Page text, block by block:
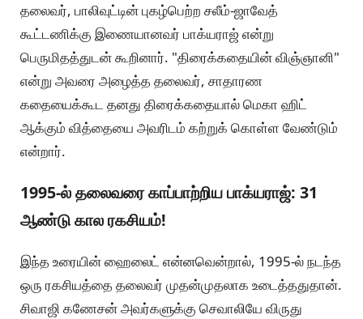
தலைவர், பாலிவுட்டின் புகழ்பெற்ற சலீம்-ஜாவேத்
கூட்டணிக்கு இணையானவர் பாக்யராஜ் என்று
பெருமிதத்துடன் கூறினார். "திரைக்கதையின் விஞ்ஞானி"
என்று அவரை அழைத்த தலைவர், சாதாரண
கதையைக்கூட தனது திரைக்கதையால் மெகா ஹிட்
ஆக்கும் வித்தையை அவரிடம் கற்றுக் கொள்ள வேண்டும்
என்றார்.
1995-ல் தலைவரை காப்பாற்றிய பாக்யராஜ்: 31
ஆண்டு கால ரகசியம்!
இந்த உரையின் ஹைலைட் என்னவென்றால், 1995-ல் நடந்த
ஒரு ரகசியத்தை தலைவர் முதன்முதலாக உடைத்ததுதான்.
சிவாஜி கணேசன் அவர்களுக்கு செவாலியே விருது